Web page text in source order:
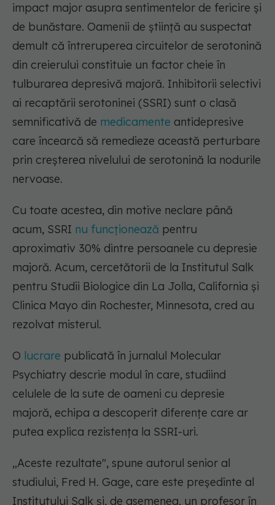
impact major asupra sentimentelor de fericire și
de bunăstare. Oamenii de știință au suspectat
demult că întreruperea circuitelor de serotonină
din creierului constituie un factor cheie în
tulburarea depresivă majoră. Inhibitorii selectivi
ai recaptării serotoninei (SSRI) sunt o clasă
semnificativă de medicamente antidepresive
care încearcă să remedieze această perturbare
prin creșterea nivelului de serotonină la nodurile
nervoase.
Cu toate acestea, din motive neclare până
acum, SSRI nu funcționează pentru
aproximativ 30% dintre persoanele cu depresie
majoră. Acum, cercetătorii de la Institutul Salk
pentru Studii Biologice din La Jolla, California și
Clinica Mayo din Rochester, Minnesota, cred au
rezolvat misterul.
O lucrare publicată în jurnalul Molecular
Psychiatry descrie modul în care, studiind
celulele de la sute de oameni cu depresie
majoră, echipa a descoperit diferențe care ar
putea explica rezistența la SSRI-uri.
„Aceste rezultate", spune autorul senior al
studiului, Fred H. Gage, care este președinte al
Institutului Salk și, de asemenea, un profesor în